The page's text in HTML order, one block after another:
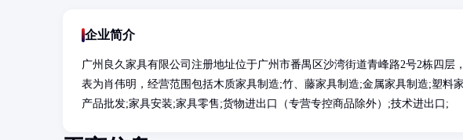
企业简介
广州良久家具有限公司注册地址位于广州市番禺区沙湾街道青峰路2号2栋四
表为肖伟明，经营范围包括木质家具制造;竹、藤家具制造;金属家具制造;塑料
产品批发;家具安装;家具零售;货物进出口（专营专控商品除外）;技术进出口;